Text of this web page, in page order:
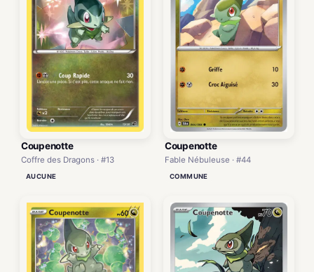
Coupenotte
Coffre des Dragons · #13
AUCUNE
Coupenotte
Fable Nébuleuse · #44
COMMUNE